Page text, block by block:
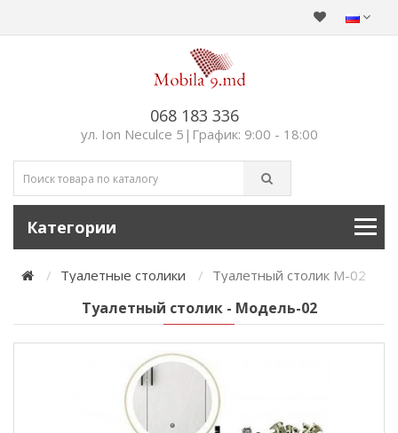
068 183 336
ул. Ion Neculce 5|График: 9:00 - 18:00
Категории
Туалетные столики Туалетный столик М-02
Туалетный столик - Модель-02